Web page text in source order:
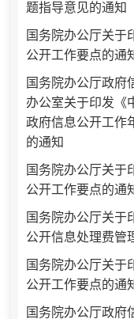
题指导意见的通知
国务院办公厅关于
公开工作要点的通
国务院办公厅政府
办公室关于印发《
政府信息公开工作
的通知
国务院办公厅关于
公开工作要点的通
国务院办公厅关于
公开信息处理费管
国务院办公厅关于
公开工作要点的通
国务院办公厅政府